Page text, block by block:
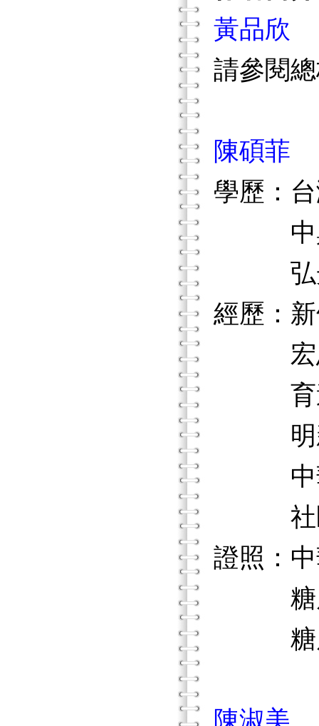
黃品欣
請參閱
陳碩菲
學歷：
中興
弘光
經歷：
宏恩
育達
明新
中華
社區
證照：
糖尿
糖尿
陳淑美